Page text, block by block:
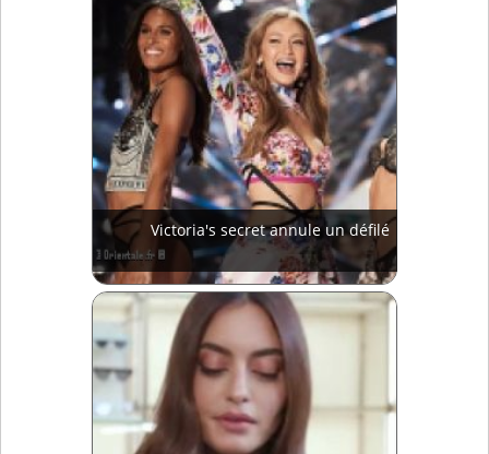
Victoria's secret annule un défilé